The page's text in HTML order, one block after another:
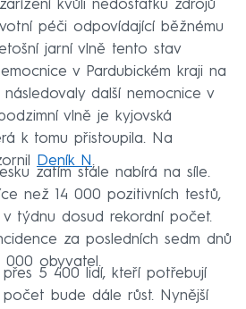
kvůli nedostatku zdrojů
péči odpovídající běžnému
jarní vlně tento stav
v Pardubickém kraji na
další nemocnice v
vlně je kyjovská
k tomu přistoupila. Na
Deník N.
zatím stále nabírá na síle.
než 14 000 pozitivních testů,
týdnu dosud rekordní počet.
za posledních sedm dnů
000 obyvatel.
5 400 lidí, kteří potřebují
počet bude dále růst. Nynější